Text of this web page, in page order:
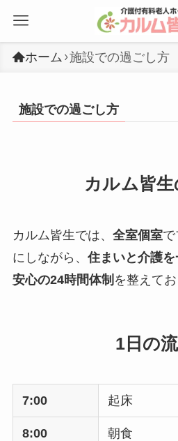
ホーム 施設での過ごし方
施設での過ごし方
カルム皆
カルム皆生では、 全室個室で
にしながら、住まいと介護
安心の24時間体制 を整えてお
1日の
7:00 起床
8:00 朝食